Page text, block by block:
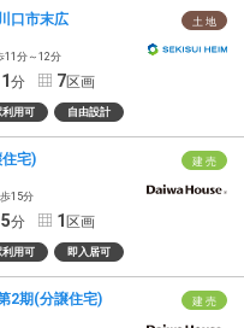
土 地
口市末広
11分～12分
分 7区画
利用可 自由設計
建 売
宅)
15分
分 1区画
利用可 即入居可
建 売
2期(分譲住宅)